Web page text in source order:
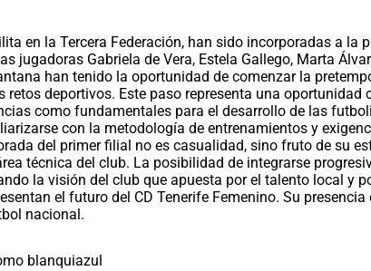
en la Tercera Federación, han sido incorporadas a
Gabriela de Vera, Estela Gallego, Marta
han tenido la oportunidad de comenzar la
deportivos. Este paso representa una
como fundamentales para el desarrollo de las
con la metodología de entrenamientos y
del primer filial no es casualidad, sino fruto de su
técnica del club. La posibilidad de integrarse
la visión del club que apuesta por el talento local y
el futuro del CD Tenerife Femenino. Su
nacional.